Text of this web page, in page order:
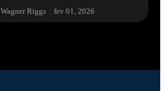
Wagner Riggs fev 01, 2026